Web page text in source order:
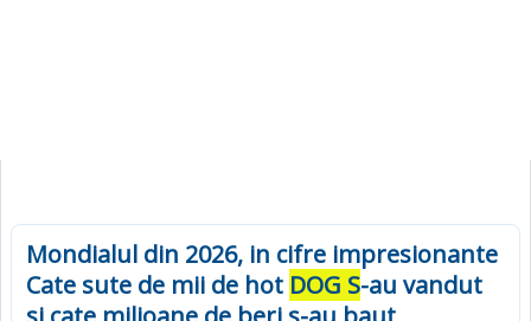
Mondialul din 2026, in cifre impresionante
Cate sute de mii de hot DOG S-au vandut